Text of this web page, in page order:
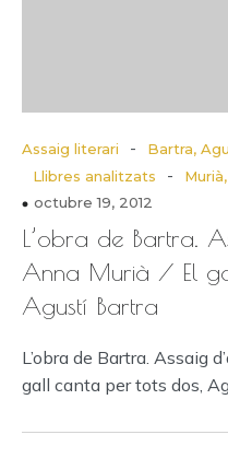
Assaig literari - Bartra,
Llibres analitzats -
octubre 19, 2012
L’obra de Bartra.
Anna Murià / El
Agustí Bartra
L’obra de Bartra. Assaig
gall canta per tots dos,